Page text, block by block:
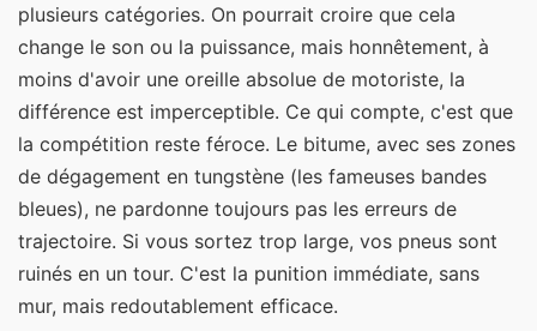
plusieurs catégories. On pourrait croire que cela
change le son ou la puissance, mais honnêtement, à
moins d'avoir une oreille absolue de motoriste, la
différence est imperceptible. Ce qui compte, c'est que
la compétition reste féroce. Le bitume, avec ses zones
de dégagement en tungstène (les fameuses bandes
bleues), ne pardonne toujours pas les erreurs de
trajectoire. Si vous sortez trop large, vos pneus sont
ruinés en un tour. C'est la punition immédiate, sans
mur, mais redoutablement efficace.